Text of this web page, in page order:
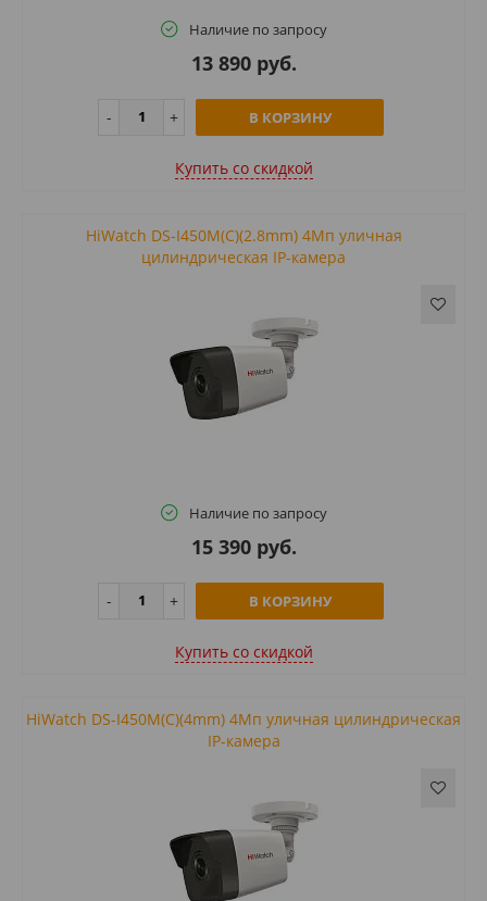
Наличие по запросу
13 890 руб.
В КОРЗИНУ
Купить cо скидкой
HiWatch DS-I450M(C)(2.8mm) 4Мп уличная
цилиндрическая IP-камера
Наличие по запросу
15 390 руб.
В КОРЗИНУ
Купить cо скидкой
HiWatch DS-I450M(C)(4mm) 4Мп уличная цилиндрическая
IP-камера